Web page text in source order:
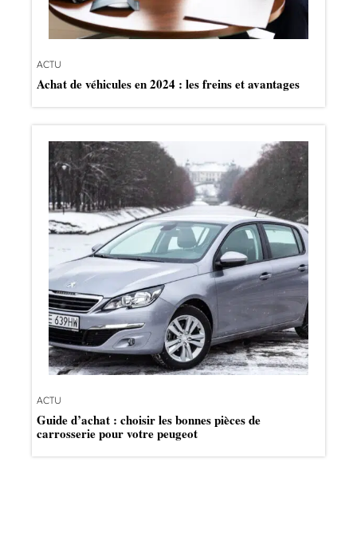
ACTU
Achat de véhicules en 2024 : les freins et avantages
ACTU
Guide d’achat : choisir les bonnes pièces de
carrosserie pour votre peugeot